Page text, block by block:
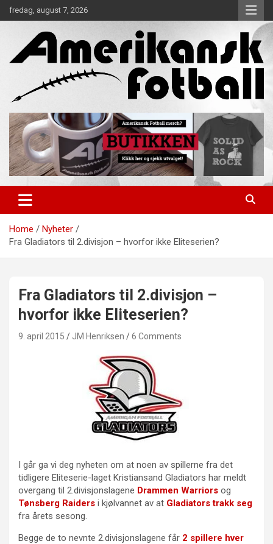
Skip
to
fredag, august 7, 2026
Amerikansk Fotball
Home
Nyheter
Fra Gladiators til 2.divisjon – hvorfor ikke Eliteserien?
Fra Gladiators til 2.divisjon –
hvorfor ikke Eliteserien?
9. april 2015 JM Henriksen 6 Comments
I går ga vi deg nyheten om at noen av spillerne fra det
tidligere Eliteserie-laget Kristiansand Gladiators har meldt
overgang til 2.divisjonslagene Drammen Warriors og
Tønsberg Raiders i kjølvannet av at Gladiators trakk seg
fra årets sesong.
Begge de to nevnte 2.divisjonslagene får 2 spillere hver